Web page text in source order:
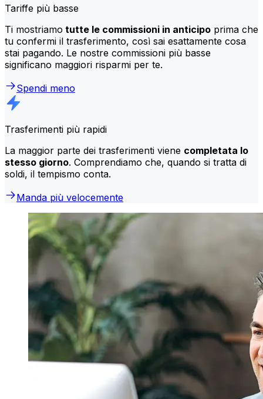
Tariffe più basse
Ti mostriamo tutte le commissioni in anticipo prima che
tu confermi il trasferimento, così sai esattamente cosa
stai pagando. Le nostre commissioni più basse
significano maggiori risparmi per te.
Spendi meno
Trasferimenti più rapidi
La maggior parte dei trasferimenti viene completata lo
stesso giorno. Comprendiamo che, quando si tratta di
soldi, il tempismo conta.
Manda più velocemente